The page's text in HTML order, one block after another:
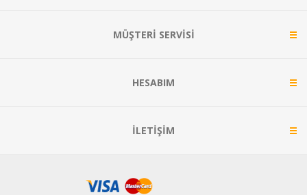
MÜŞTERI SERVISI
HESABIM
İLETIŞIM